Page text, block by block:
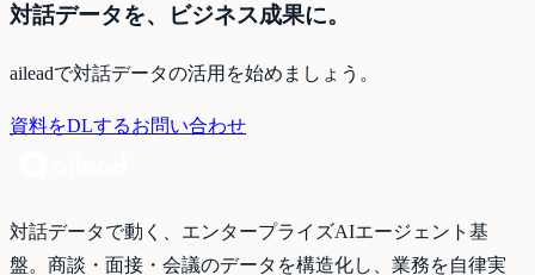
対話データを、ビジネス成果に。
aileadで対話データの活用を始めましょう。
資料をDLするお問い合わせ
対話データで動く、エンタープライズAIエージェント基
盤。商談・面接・会議のデータを構造化し、業務を自律実